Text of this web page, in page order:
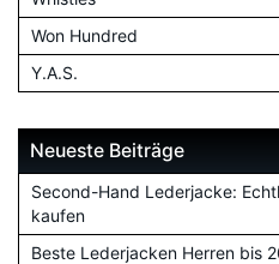
Won Hundred
Y.A.S.
Neueste Beiträge
Second-Hand Lederjacke:
kaufen
Beste Lederjacken Herren bis